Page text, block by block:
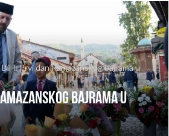
Prvi dan Ramazanskog bajrama u
bajrama u